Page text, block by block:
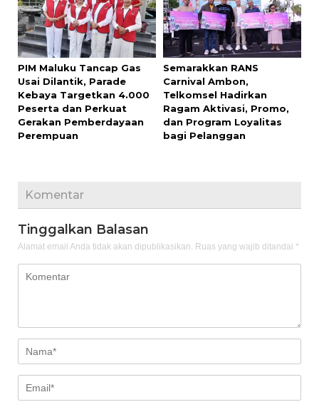
PIM Maluku Tancap Gas
Usai Dilantik, Parade
Kebaya Targetkan 4.000
Peserta dan Perkuat
Gerakan Pemberdayaan
Perempuan
Semarakkan RANS
Carnival Ambon,
Telkomsel Hadirkan
Ragam Aktivasi, Promo,
dan Program Loyalitas
bagi Pelanggan
Komentar
Tinggalkan Balasan
Alamat email Anda tidak akan dipublikasikan. Ruas yang wajib ditandai *